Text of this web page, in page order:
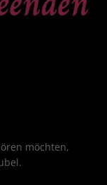
möchten,